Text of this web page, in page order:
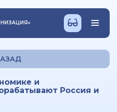
»
и
Россия и